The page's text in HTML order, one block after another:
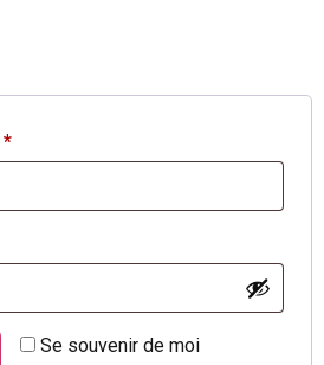
*
Se souvenir de moi